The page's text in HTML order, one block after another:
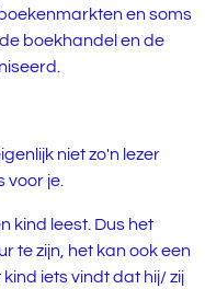
en soms
boekhandel en de
niet zo'n lezer
voor je.
kind leest. Dus het
te zijn, het kan ook een
iets vindt dat hij/ zij